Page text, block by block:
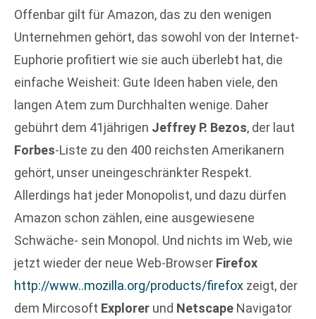
Offenbar gilt für Amazon, das zu den wenigen
Unternehmen gehört, das sowohl von der Internet-
Euphorie profitiert wie sie auch überlebt hat, die
einfache Weisheit: Gute Ideen haben viele, den
langen Atem zum Durchhalten wenige. Daher
gebührt dem 41jährigen Jeffrey P. Bezos, der laut
Forbes-Liste zu den 400 reichsten Amerikanern
gehört, unser uneingeschränkter Respekt.
Allerdings hat jeder Monopolist, und dazu dürfen
Amazon schon zählen, eine ausgewiesene
Schwäche- sein Monopol. Und nichts im Web, wie
jetzt wieder der neue Web-Browser Firefox
http://www..mozilla.org/products/firefox zeigt, der
dem Mircosoft Explorer und Netscape Navigator